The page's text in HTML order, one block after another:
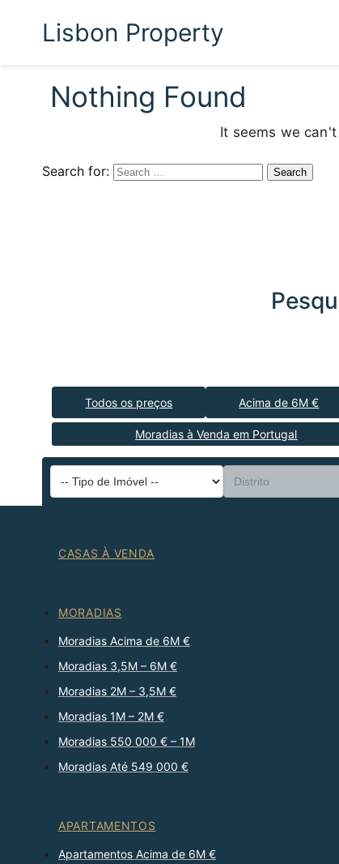
Lisbon Property
Nothing Found
It seems we
Search for:
Todos os preços Acima de 6M €
Moradias à Venda em Portugal
CASAS À VENDA
MORADIAS
Moradias Acima de 6M €
Moradias 3,5M – 6M €
Moradias 2M – 3,5M €
Moradias 1M – 2M €
Moradias 550 000 € – 1M
Moradias Até 549 000 €
APARTAMENTOS
Apartamentos Acima de 6M €